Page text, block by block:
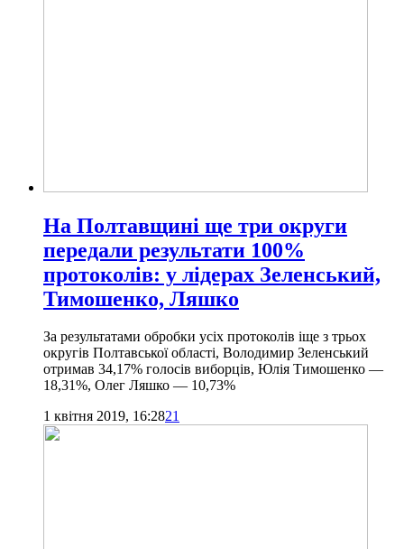
На Полтавщині ще три округи
передали результати 100%
протоколів: у лідерах Зеленський,
Тимошенко, Ляшко
За результатами обробки усіх протоколів іще з трьох
округів Полтавської області, Володимир Зеленський
отримав 34,17% голосів виборців, Юлія Тимошенко —
18,31%, Олег Ляшко — 10,73%
1 квітня 2019, 16:2821